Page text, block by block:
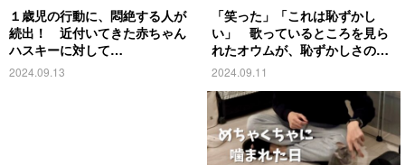
１歳児の行動に、悶絶する人が
続出！ 近付いてきた赤ちゃん
ハスキーに対して…
2024.09.13
「笑った」「これは恥ずかし
い」 歌っているところを見ら
れたオウムが、恥ずかしさのあ
まり…
2024.09.11